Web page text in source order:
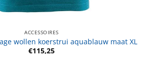
ACCESSOIRES
wollen koerstrui aquablauw maat XL
€115,25